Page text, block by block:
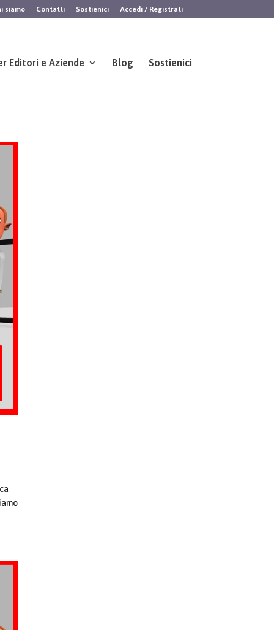
siamo Contatti Sostienici Accedi / Registrati
Editori e Aziende Blog Sostienici